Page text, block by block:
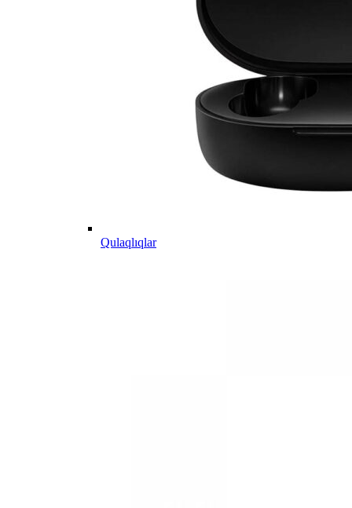
Qulaqlıqlar